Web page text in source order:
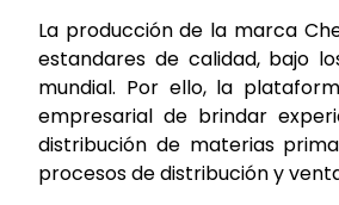
La producción de la marca
estandares de calidad, bajo
mundial. Por ello, la
empresarial de brindar
distribución de materias
procesos de distribución y